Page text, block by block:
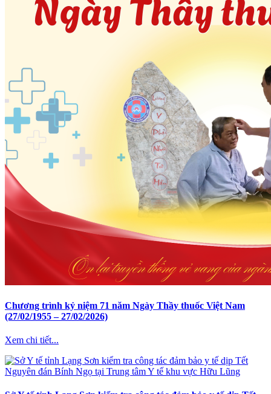
Chương trình kỷ niệm 71 năm Ngày Thầy thuốc Việt Nam
(27/02/1955 – 27/02/2026)
Xem chi tiết...